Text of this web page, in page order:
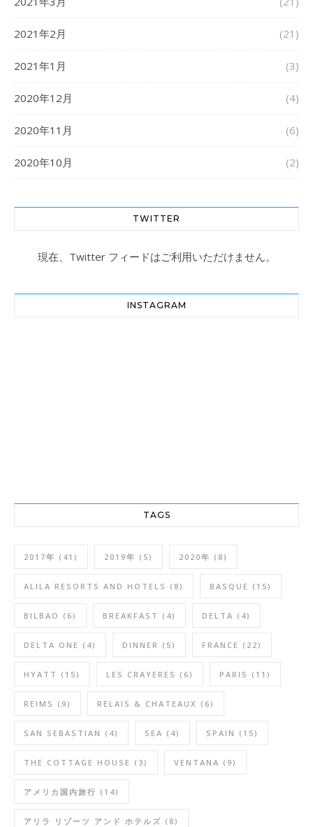
2021年2月 (21)
2021年1月 (3)
2020年12月 (4)
2020年11月 (6)
2020年10月 (2)
TWITTER
現在、Twitter フィードはご利用いただけません。
INSTAGRAM
TAGS
2017年 (41) 2019年 (5) 2020年 (8)
ALILA RESORTS AND HOTELS (8) BASQUE (15)
BILBAO (6) BREAKFAST (4) DELTA (4)
DELTA ONE (4) DINNER (5) FRANCE (22)
HYATT (15) LES CRAYERES (6) PARIS (11)
REIMS (9) RELAIS & CHATEAUX (6)
SAN SEBASTIAN (4) SEA (4) SPAIN (15)
THE COTTAGE HOUSE (3) VENTANA (9)
アメリカ国内旅行 (14)
アリラ リゾーツ アンド ホテルズ (8)